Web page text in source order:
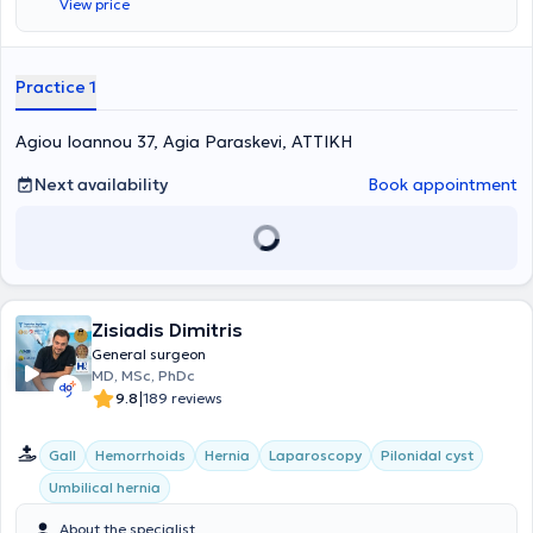
View price
Practice 1
Agiou Ioannou 37, Agia Paraskevi, ΑΤΤΙΚΗ
Next availability
Book appointment
Zisiadis Dimitris
General surgeon
MD, MSc, PhDc
9.8|189 reviews
Gall Hemorrhoids Hernia Laparoscopy
Pilonidal cyst
Umbilical hernia
About the specialist